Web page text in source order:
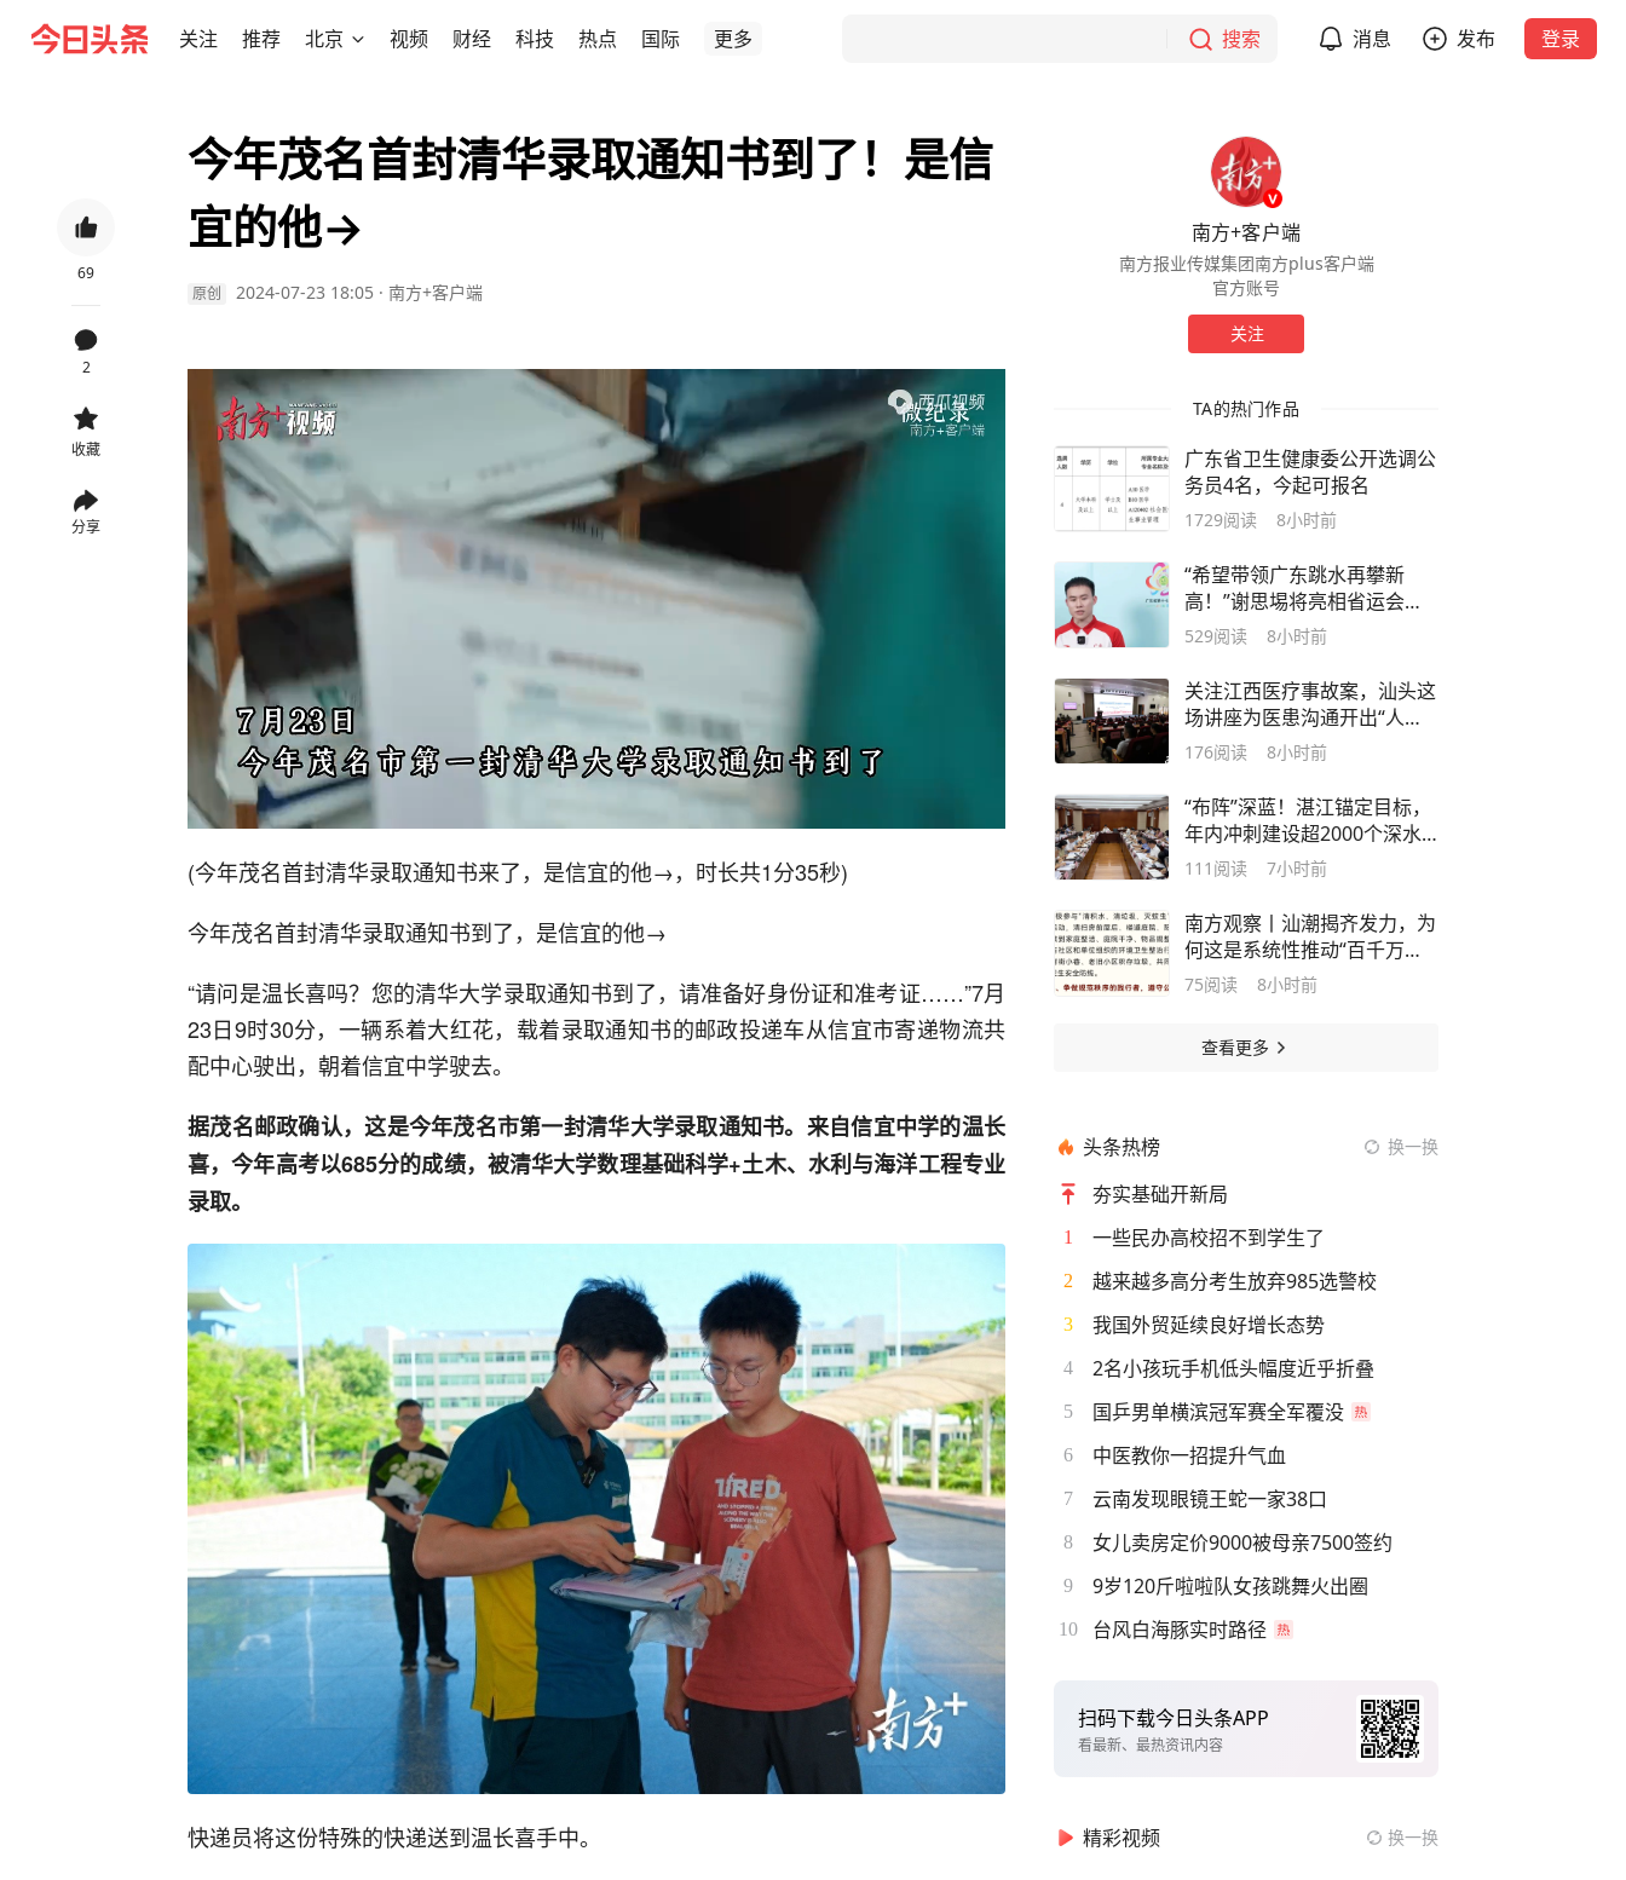
关注 推荐 北京 视频 财经 科技 热点 国际 更多 搜索 消息 发布 登录
69
2
收藏
分享
今年茂名首封清华录取通知书到了！是信
宜的他→
原创 2024-07-23 18:05 · 南方+客户端
(今年茂名首封清华录取通知书来了，是信宜的他→，时长共1分35秒)
今年茂名首封清华录取通知书到了，是信宜的他→
“请问是温长喜吗？您的清华大学录取通知书到了，请准备好身份证和准考证……”7月
23日9时30分，一辆系着大红花，载着录取通知书的邮政投递车从信宜市寄递物流共
配中心驶出，朝着信宜中学驶去。
据茂名邮政确认，这是今年茂名市第一封清华大学录取通知书。来自信宜中学的温长
喜，今年高考以685分的成绩，被清华大学数理基础科学+土木、水利与海洋工程专业
录取。
快递员将这份特殊的快递送到温长喜手中。
南方+客户端
南方报业传媒集团南方plus客户端
官方账号
关注
TA的热门作品
广东省卫生健康委公开选调公
务员4名，今起可报名
1729阅读 8小时前
“希望带领广东跳水再攀新
高！”谢思埸将亮相省运会开
幕式
529阅读 8小时前
关注江西医疗事故案，汕头这
场讲座为医患沟通开出“人文
处方”
176阅读 8小时前
“布阵”深蓝！湛江锚定目标，
年内冲刺建设超2000个深水
网箱
111 阅读 7小时前
南方观察丨汕潮揭齐发力，为
何这是系统性推动“百千万工
程”的关键一子？
75阅读 8小时前
查看更多
头条热榜 换一换
夯实基础开新局
1 一些民办高校招不到学生了
2 越来越多高分考生放弃985选警校
3 我国外贸延续良好增长态势
4 2名小孩玩手机低头幅度近乎折叠
5 国乒男单横滨冠军赛全军覆没
6 中医教你一招提升气血
7 云南发现眼镜王蛇一家38口
8 女儿卖房定价9000被母亲7500签约
9 9岁120斤啦啦队女孩跳舞火出圈
10 台风白海豚实时路径
扫码下载今日头条APP
看最新、最热资讯内容
精彩视频 换一换